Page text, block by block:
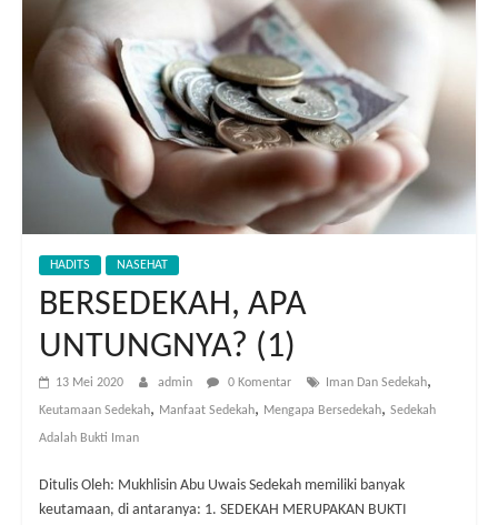
HADITS NASEHAT
BERSEDEKAH, APA
UNTUNGNYA? (1)
13 Mei 2020 admin 0 Komentar Iman Dan Sedekah,
Keutamaan Sedekah, Manfaat Sedekah, Mengapa Bersedekah, Sedekah
Adalah Bukti Iman
Ditulis Oleh: Mukhlisin Abu Uwais Sedekah memiliki banyak
keutamaan, di antaranya: 1. SEDEKAH MERUPAKAN BUKTI